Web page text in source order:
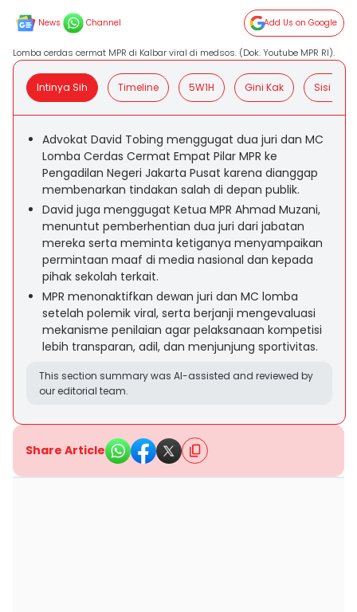
News Channel Add Us on Google
Lomba cerdas cermat MPR di Kalbar viral di medsos. (Dok. Youtube MPR RI).
Intinya Sih Timeline 5W1H Gini Kak Sisi
Advokat David Tobing menggugat dua juri dan MC
Lomba Cerdas Cermat Empat Pilar MPR ke
Pengadilan Negeri Jakarta Pusat karena dianggap
membenarkan tindakan salah di depan publik.
David juga menggugat Ketua MPR Ahmad Muzani,
menuntut pemberhentian dua juri dari jabatan
mereka serta meminta ketiganya menyampaikan
permintaan maaf di media nasional dan kepada
pihak sekolah terkait.
MPR menonaktifkan dewan juri dan MC lomba
setelah polemik viral, serta berjanji mengevaluasi
mekanisme penilaian agar pelaksanaan kompetisi
lebih transparan, adil, dan menjunjung sportivitas.
This section summary was AI-assisted and reviewed by
our editorial team.
Share Article